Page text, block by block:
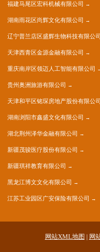
福建马尾区宏科机械有限公司
湖南雨花区尚辉文化有限公司
辽宁普兰店区盛辉生物科技有限公司
天津西青区金源金融有限公司
重庆南岸区领迈人工智能有限公司
贵州奥洲旅游有限公司
天津和平区铭琛房地产股份有限公司
湖南浏阳市鑫盛文化有限公司
湖北荆州泽华金融有限公司
新疆茂骏医疗股份有限公司
新疆琪祥教育有限公司
黑龙江博文文化有限公司
江苏工业园区广安保险有限公司
网站XML地图 | 网